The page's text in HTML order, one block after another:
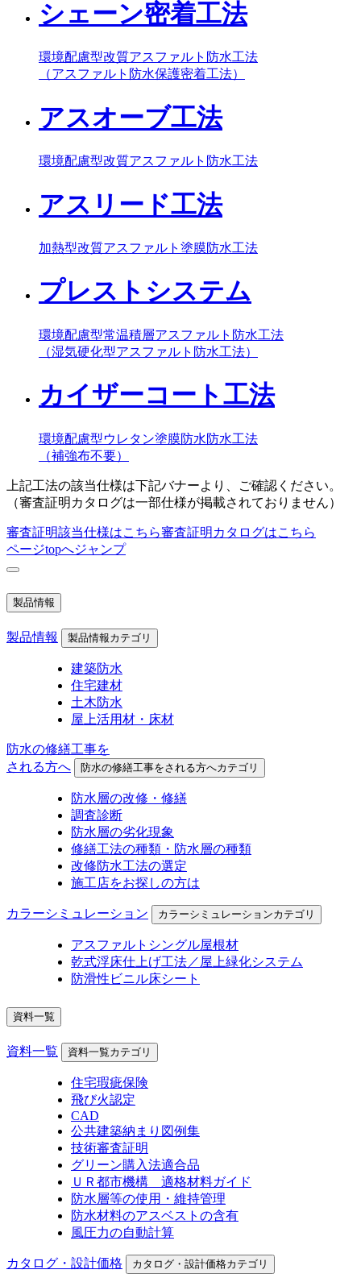
シェーン密着工法
環境配慮型改質アスファルト防水工法
（アスファルト防水保護密着工法）
アスオーブ工法
環境配慮型改質アスファルト防水工法
アスリード工法
加熱型改質アスファルト塗膜防水工法
プレストシステム
環境配慮型常温積層アスファルト防水工法
（湿気硬化型アスファルト防水工法）
カイザーコート工法
環境配慮型ウレタン塗膜防水防水工法
（補強布不要）
上記工法の該当仕様は下記バナーより、ご確認ください。
（審査証明カタログは一部仕様が掲載されておりません）
審査証明該当仕様はこちら審査証明カタログはこちら
ページtopへジャンプ
製品情報
製品情報 製品情報カテゴリ
建築防水
住宅建材
土木防水
屋上活用材・床材
防水の修繕工事を
される方へ
防水の修繕工事をされる方へカテゴリ
防水層の改修・修繕
調査診断
防水層の劣化現象
修繕工法の種類・防水層の種類
改修防水工法の選定
施工店をお探しの方は
カラーシミュレーション カラーシミュレーションカテゴリ
アスファルトシングル屋根材
乾式浮床仕上げ工法／屋上緑化システム
防滑性ビニル床シート
資料一覧
資料一覧 資料一覧カテゴリ
住宅瑕疵保険
飛び火認定
CAD
公共建築納まり図例集
技術審査証明
グリーン購入法適合品
ＵＲ都市機構 適格材料ガイド
防水層等の使用・維持管理
防水材料のアスベストの含有
風圧力の自動計算
カタログ・設計価格 カタログ・設計価格カテゴリ